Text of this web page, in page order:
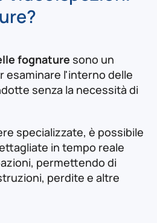
fognature sono un
esaminare l'interno delle
senza la necessità di
specializzate, è possibile
in tempo reale
permettendo di
perdite e altre